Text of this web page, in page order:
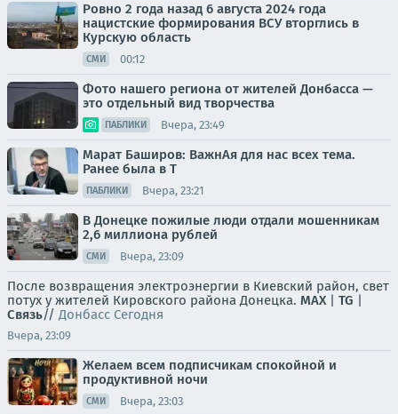
Ровно 2 года назад 6 августа 2024 года
нацистские формирования ВСУ вторглись в
Курскую область
СМИ 00:12
Фото нашего региона от жителей Донбасса —
это отдельный вид творчества
ПАБЛИКИ Вчера, 23:49
Марат Баширов: ВажнАя для нас всех тема.
Ранее была в Т
ПАБЛИКИ Вчера, 23:21
В Донецке пожилые люди отдали мошенникам
2,6 миллиона рублей
СМИ Вчера, 23:09
После возвращения электроэнергии в Киевский район, свет
потух у жителей Кировского района Донецка. MAX| TG |
Связь// Донбасс Сегодня
Вчера, 23:09
Желаем всем подписчикам спокойной и
продуктивной ночи
СМИ Вчера, 23:03